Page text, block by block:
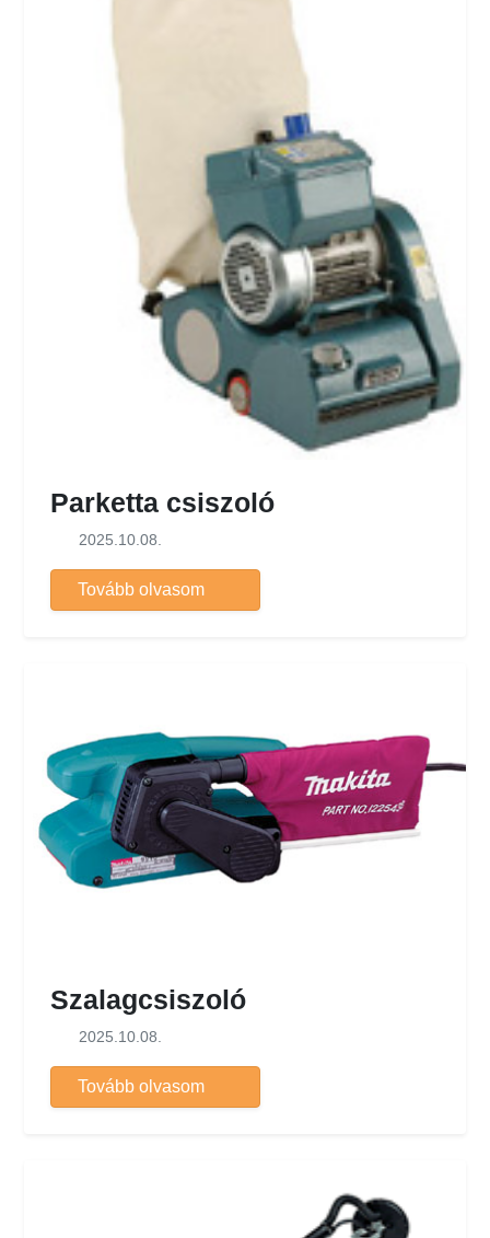
Parketta csiszoló
2025.10.08.
Tovább olvasom
Szalagcsiszoló
2025.10.08.
Tovább olvasom